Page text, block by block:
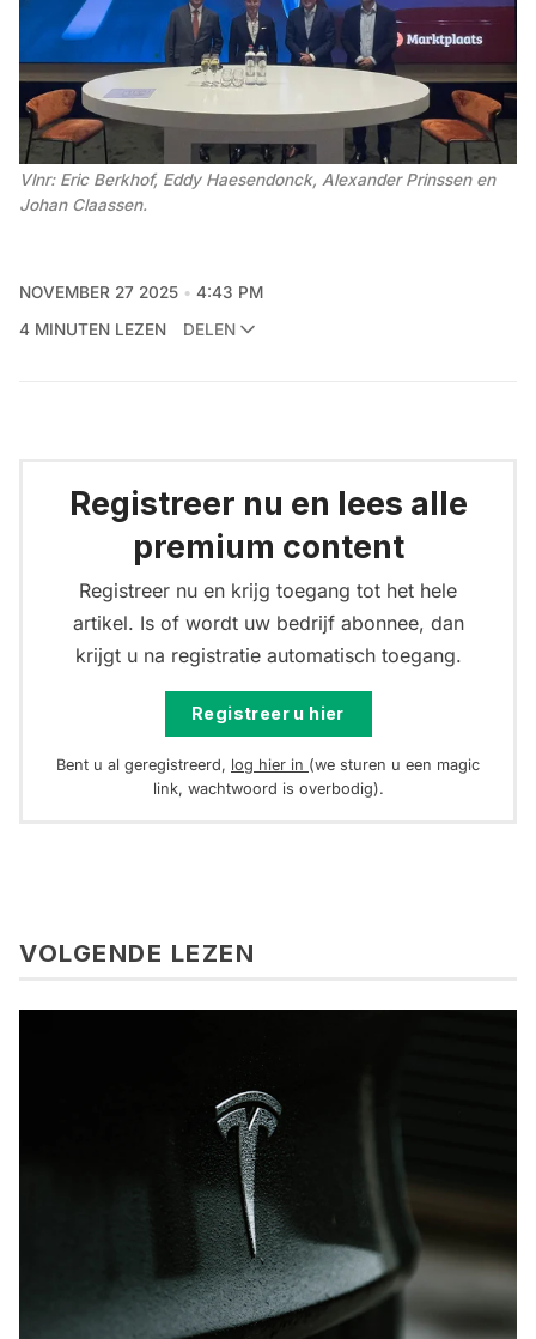
Vlnr: Eric Berkhof, Eddy Haesendonck, Alexander Prinssen en
Johan Claassen.
NOVEMBER 27 2025
4:43 PM
4 MINUTEN LEZEN
DELEN
Registreer nu en lees alle
premium content
Registreer nu en krijg toegang tot het hele
artikel. Is of wordt uw bedrijf abonnee, dan
krijgt u na registratie automatisch toegang.
Registreer u hier
Bent u al geregistreerd, log hier in (we sturen u een magic
link, wachtwoord is overbodig).
VOLGENDE LEZEN